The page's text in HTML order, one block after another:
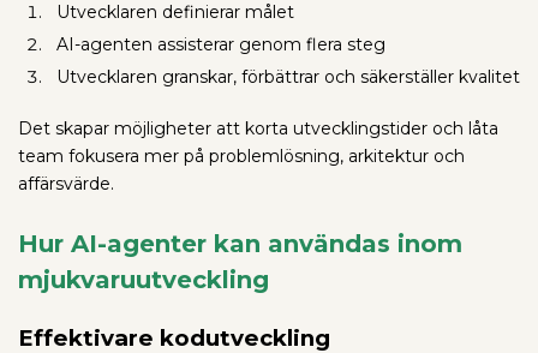
Utvecklaren definierar målet
AI-agenten assisterar genom flera steg
Utvecklaren granskar, förbättrar och säkerställer kvalitet
Det skapar möjligheter att korta utvecklingstider och låta
team fokusera mer på problemlösning, arkitektur och
affärsvärde.
Hur AI-agenter kan användas inom
mjukvaruutveckling
Effektivare kodutveckling